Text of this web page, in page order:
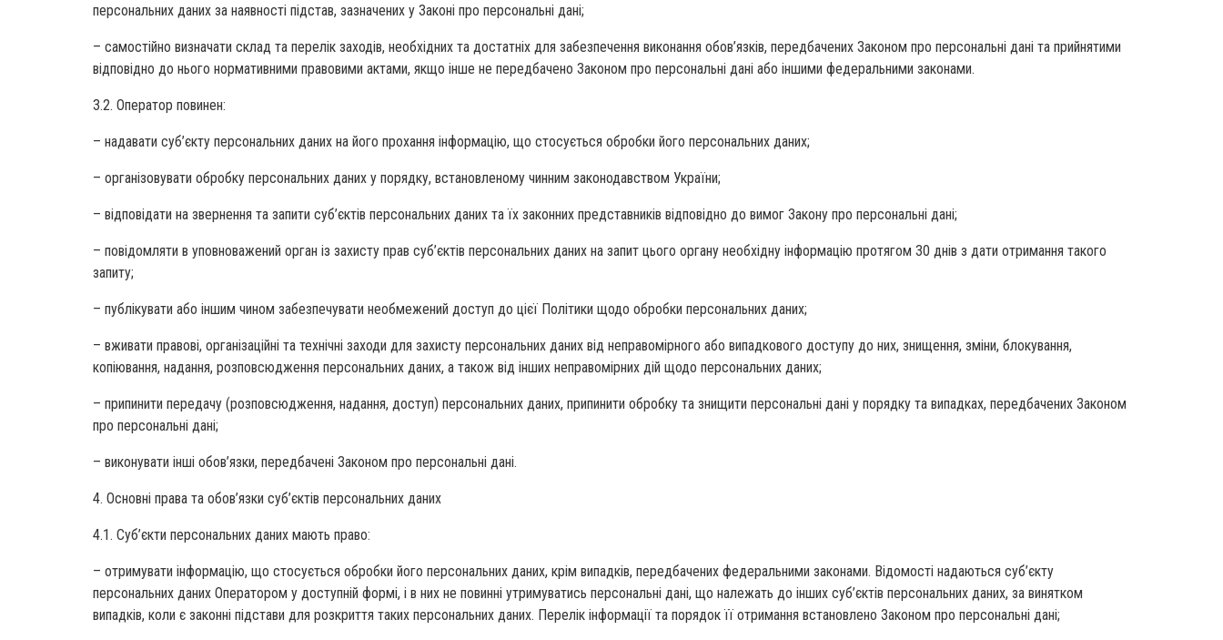
персональних даних за наявності підстав, зазначених у Законі про персональні дані;
– самостійно визначати склад та перелік заходів, необхідних та достатніх для забезпечення виконання обов’язків, передбачених Законом про персональні дані та прийнятими
відповідно до нього нормативними правовими актами, якщо інше не передбачено Законом про персональні дані або іншими федеральними законами.
3.2. Оператор повинен:
– надавати суб’єкту персональних даних на його прохання інформацію, що стосується обробки його персональних даних;
– організовувати обробку персональних даних у порядку, встановленому чинним законодавством України;
– відповідати на звернення та запити суб’єктів персональних даних та їх законних представників відповідно до вимог Закону про персональні дані;
– повідомляти в уповноважений орган із захисту прав суб’єктів персональних даних на запит цього органу необхідну інформацію протягом 30 днів з дати отримання такого
запиту;
– публікувати або іншим чином забезпечувати необмежений доступ до цієї Політики щодо обробки персональних даних;
– вживати правові, організаційні та технічні заходи для захисту персональних даних від неправомірного або випадкового доступу до них, знищення, зміни, блокування,
копіювання, надання, розповсюдження персональних даних, а також від інших неправомірних дій щодо персональних даних;
– припинити передачу (розповсюдження, надання, доступ) персональних даних, припинити обробку та знищити персональні дані у порядку та випадках, передбачених Законом
про персональні дані;
– виконувати інші обов’язки, передбачені Законом про персональні дані.
4. Основні права та обов’язки суб’єктів персональних даних
4.1. Суб’єкти персональних даних мають право:
– отримувати інформацію, що стосується обробки його персональних даних, крім випадків, передбачених федеральними законами. Відомості надаються суб’єкту
персональних даних Оператором у доступній формі, і в них не повинні утримуватись персональні дані, що належать до інших суб’єктів персональних даних, за винятком
випадків, коли є законні підстави для розкриття таких персональних даних. Перелік інформації та порядок її отримання встановлено Законом про персональні дані;